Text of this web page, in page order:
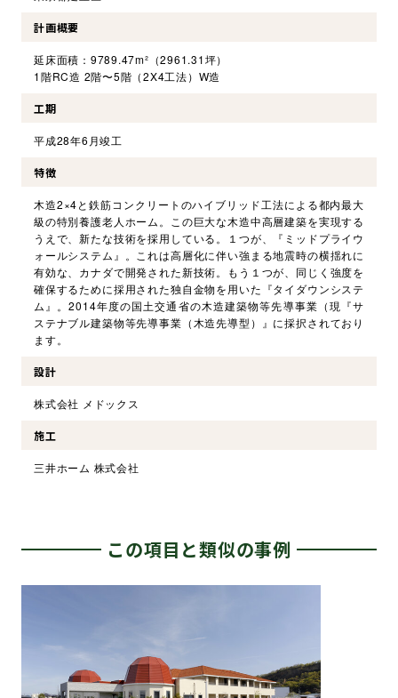
計画概要
延床面積：9789.47m²（2961.31坪）
1階RC造 2階〜5階（2X4工法）W造
工期
平成28年6月竣工
特徴
木造2×4と鉄筋コンクリートのハイブリッド工法による都内最大
級の特別養護老人ホーム。この巨大な木造中高層建築を実現する
うえで、新たな技術を採用している。１つが、『ミッドプライウ
ォールシステム』。これは高層化に伴い強まる地震時の横揺れに
有効な、カナダで開発された新技術。もう１つが、同じく強度を
確保するために採用された独自金物を用いた『タイダウンシステ
ム』。2014年度の国土交通省の木造建築物等先導事業（現『サ
ステナブル建築物等先導事業（木造先導型）』に採択されており
ます。
設計
株式会社 メドックス
施工
三井ホーム 株式会社
この項目と類似の事例